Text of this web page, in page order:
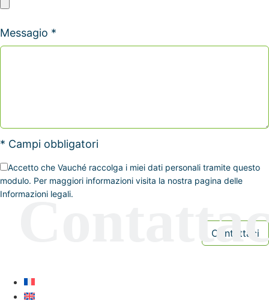
Messagio *
* Campi obbligatori
Accetto che Vauché raccolga i miei dati personali tramite questo
modulo. Per maggiori informazioni visita la nostra pagina delle
Informazioni legali.